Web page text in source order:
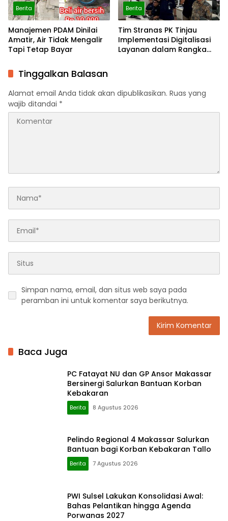
Berita
Manajemen PDAM Dinilai
Amatir, Air Tidak Mengalir
Tapi Tetap Bayar
Berita
Tim Stranas PK Tinjau
Implementasi Digitalisasi
Layanan dalam Rangka
Tinggalkan Balasan
Alamat email Anda tidak akan dipublikasikan. Ruas yang
wajib ditandai *
Simpan nama, email, dan situs web saya pada
peramban ini untuk komentar saya berikutnya.
Baca Juga
PC Fatayat NU dan GP Ansor Makassar
Bersinergi Salurkan Bantuan Korban
Kebakaran
Berita 8 Agustus 2026
Pelindo Regional 4 Makassar Salurkan
Bantuan bagi Korban Kebakaran Tallo
Berita 7 Agustus 2026
PWI Sulsel Lakukan Konsolidasi Awal:
Bahas Pelantikan hingga Agenda
Porwanas 2027